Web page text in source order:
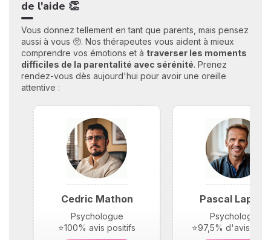
de l'aide 👏
Vous donnez tellement en tant que parents, mais pensez
aussi à vous 🥺. Nos thérapeutes vous aident à mieux
comprendre vos émotions et à traverser les moments
difficiles de la parentalité avec sérénité. Prenez
rendez-vous dès aujourd'hui pour avoir une oreille
attentive :
Cedric Mathon
Psychologue
⭐100% avis positifs
Pascal
Psychologue
⭐97,5% d'avis